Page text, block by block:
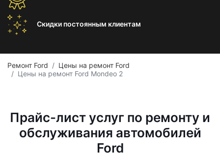
Скидки постоянным клиентам
Ремонт Ford
Цены на ремонт Ford
Цены на ремонт Ford Mondeo 2
Прайс-лист услуг по ремонту и
обслуживания автомобилей
Ford